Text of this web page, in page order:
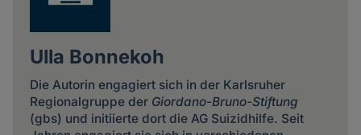
Ulla Bonnekoh
Die Autorin engagiert sich in der Karlsruher
Regionalgruppe der Giordano-Bruno-Stiftung
(gbs) und initiierte dort die AG Suizidhilfe. Seit